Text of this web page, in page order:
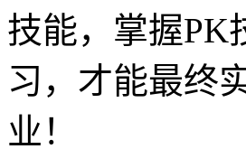
技能，掌握PK
习，才能最终
业！